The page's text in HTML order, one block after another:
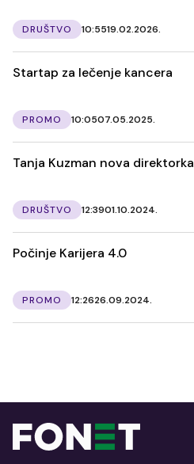
DRUŠTVO 10:5519.02.2026.
Startap za lečenje kancera
PROMO 10:0507.05.2025.
Tanja Kuzman nova direktorka
DRUŠTVO 12:3901.10.2024.
Počinje Karijera 4.0
PROMO 12:2626.09.2024.